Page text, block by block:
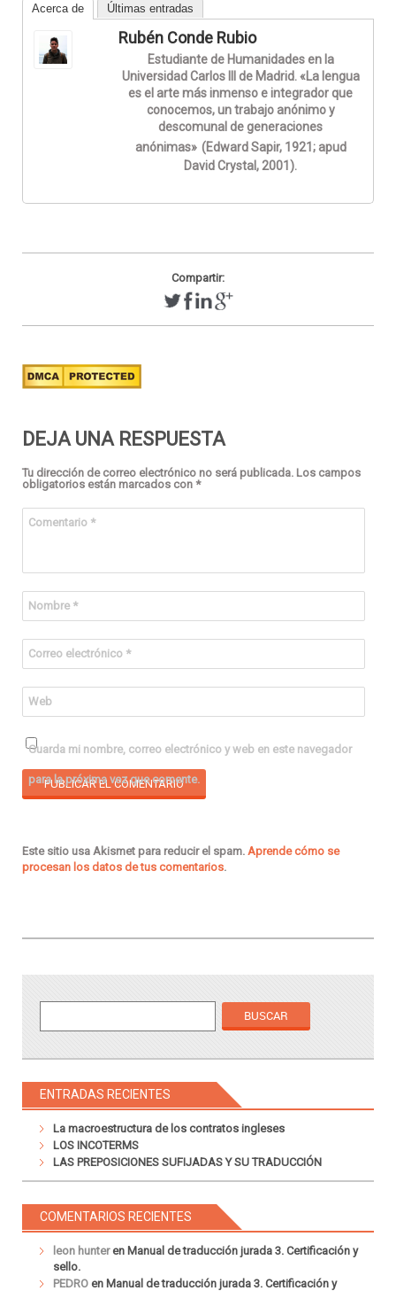
Acerca de Últimas entradas
Rubén Conde Rubio
Estudiante de Humanidades en la
Universidad Carlos III de Madrid. «La lengua
es el arte más inmenso e integrador que
conocemos, un trabajo anónimo y
descomunal de generaciones
anónimas» (Edward Sapir, 1921; apud
David Crystal, 2001).
Compartir:
DEJA UNA RESPUESTA
Tu dirección de correo electrónico no será publicada. Los campos
obligatorios están marcados con *
Comentario *
Nombre *
Correo electrónico *
Web
Guarda mi nombre, correo electrónico y web en este navegador
para la próxima vez que comente.
Este sitio usa Akismet para reducir el spam. Aprende cómo se
procesan los datos de tus comentarios.
ENTRADAS RECIENTES
La macroestructura de los contratos ingleses
LOS INCOTERMS
LAS PREPOSICIONES SUFIJADAS Y SU TRADUCCIÓN
COMENTARIOS RECIENTES
leon hunteren Manual de traducción jurada 3. Certificación y
sello.
PEDRO en Manual de traducción jurada 3. Certificación y